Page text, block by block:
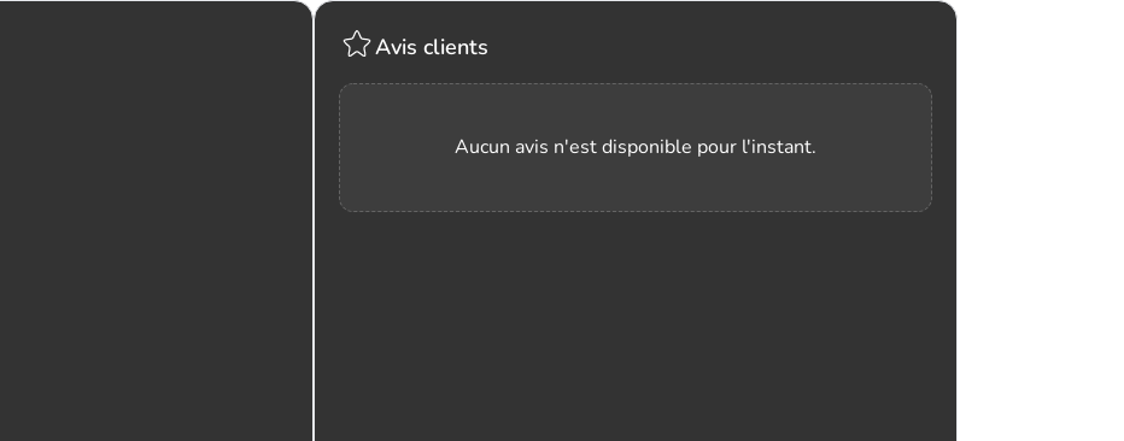
Avis clients
Aucun avis n'est disponible pour l'instant.